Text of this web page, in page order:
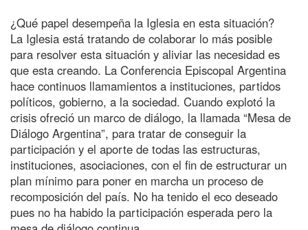
¿Qué papel desempeña la Iglesia en esta situación?
La Iglesia está tratando de colaborar lo más posible
para resolver esta situación y aliviar las necesidad es
que esta creando. La Conferencia Episcopal Argentina
hace continuos llamamientos a instituciones, partidos
políticos, gobierno, a la sociedad. Cuando explotó la
crisis ofreció un marco de diálogo, la llamada “Mesa de
Diálogo Argentina”, para tratar de conseguir la
participación y el aporte de todas las estructuras,
instituciones, asociaciones, con el fin de estructurar un
plan mínimo para poner en marcha un proceso de
recomposición del país. No ha tenido el eco deseado
pues no ha habido la participación esperada pero la